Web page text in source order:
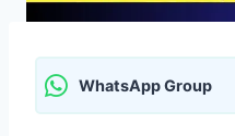
WhatsApp Group